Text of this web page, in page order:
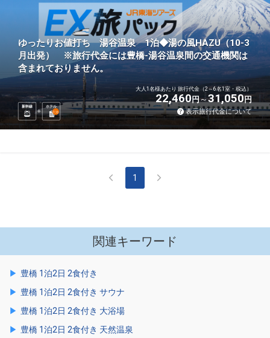
ゆったりお値打ち 湯谷温泉 1泊◆湯の風HAZU（10-3
月出発） ※旅行代金には豊橋-湯谷温泉間の交通機関は
含まれておりません。
新幹線
ホテル
1 泊
大人1名様あたり 旅行代金（2～6名1室・税込）
22,460円 31,050円
表示旅行代金について
1
関連キーワード
豊橋 1泊2日 2食付き
豊橋 1泊2日 2食付き サウナ
豊橋 1泊2日 2食付き 大浴場
豊橋 1泊2日 2食付き 天然温泉